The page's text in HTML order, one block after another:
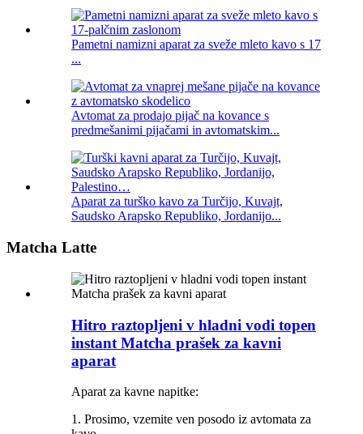
Pametni namizni aparat za sveže mleto kavo s 17
...
Avtomat za prodajo pijač na kovance s
predmešanimi pijačami in avtomatskim...
Aparat za turško kavo za Turčijo, Kuvajt,
Saudsko Arapsko Republiko, Jordanijo...
Matcha Latte
Hitro raztopljeni v hladni vodi topen
instant Matcha prašek za kavni
aparat
Aparat za kavne napitke:
1. Prosimo, vzemite ven posodo iz avtomata za